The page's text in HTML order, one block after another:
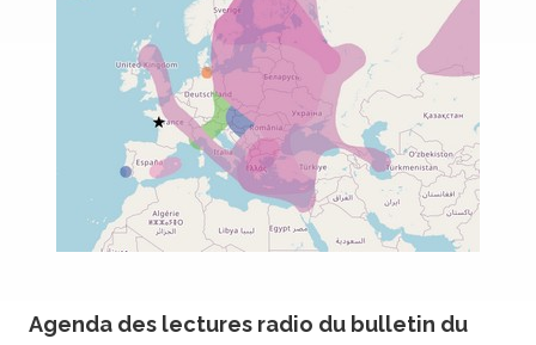
Agenda des lectures radio du bulletin du